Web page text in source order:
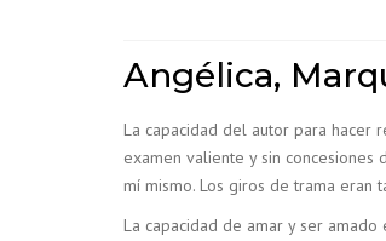
Angélica,
La capacidad del autor para hacer
examen valiente y sin
mí mismo. Los giros de trama
La capacidad de amar y ser